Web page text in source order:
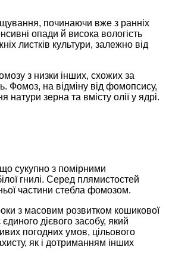
починаючи вже з ранніх
опади й висока вологість
листків культури, залежно від
з низки інших, схожих за
Фомоз, на відміну від фомопсису,
зерна та вмісту олії у ядрі.
що сукупно з помірними
гнилі. Серед плямистостей
частини стебла фомозом.
з масовим розвитком кошикової
дієвого засобу, який
погодних умов, цільового
як і дотриманням інших